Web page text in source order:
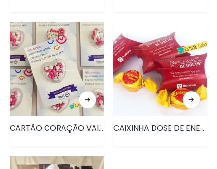
CARTÃO CORAÇÃO VAI FICAR TUDO BEM • PRD137 CAIXINHA DOSE DE ENERGIA – BOM RETORNO • PRD100